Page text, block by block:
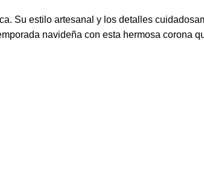
Su estilo artesanal y los detalles
navideña con esta hermosa corona